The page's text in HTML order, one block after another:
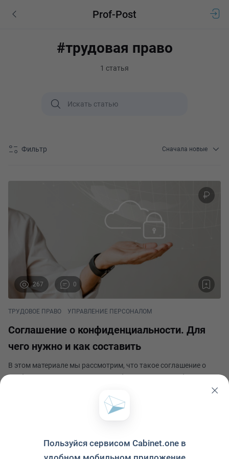
Prof-Post
#трудовая право
1 статья
Фильтр Сначала новые
267 0
ТРУДОВОЕ ПРАВО УПРАВЛЕНИЕ ПЕРСОНАЛОМ
Соглашение о конфиденциальности. Для
чего нужно и как составить
В этом материале мы рассмотрим, что такое соглашение о
конфиденциальности, какое оно бывает, когда необходимо и
из чего состоит. Что такое соглашение о конфиденциальности
Соглашение о конфиденциальности пришло к нам из-за
рубежа. В первую очередь соглашение о
Опубликовано 6 апреля 2023
Пользуйся сервисом Cabinet.one в